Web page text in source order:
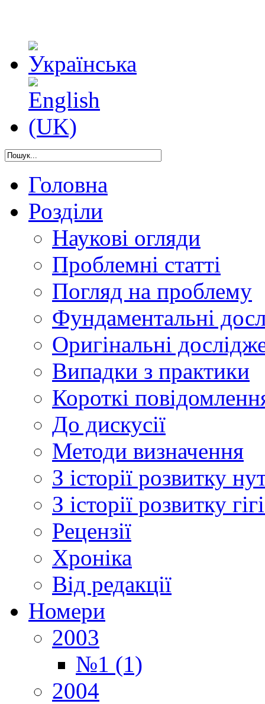
Головна
Розділи
Наукові огляди
Проблемні статті
Погляд на проблему
Фундаментальні
Оригінальні
Випадки з практики
Короткі
До дискусії
Методи визначення
З історії розвитку
З історії розвитку
Рецензії
Хроніка
Від редакції
Номери
2003
№1 (1)
2004